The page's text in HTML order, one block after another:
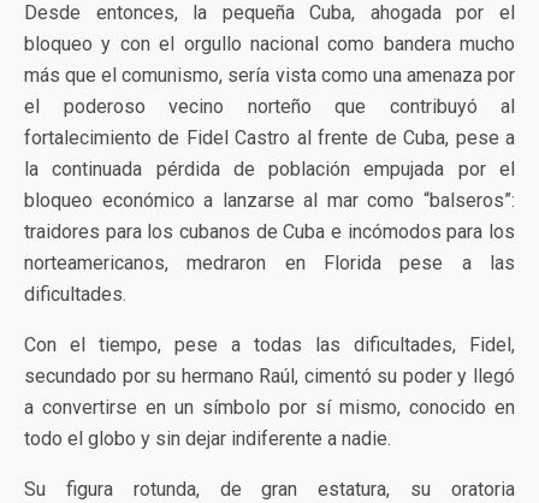
Desde entonces, la pequeña Cuba, ahogada por el
bloqueo y con el orgullo nacional como bandera mucho
más que el comunismo, sería vista como una amenaza por
el poderoso vecino norteño que contribuyó al
fortalecimiento de Fidel Castro al frente de Cuba, pese a
la continuada pérdida de población empujada por el
bloqueo económico a lanzarse al mar como “balseros”:
traidores para los cubanos de Cuba e incómodos para los
norteamericanos, medraron en Florida pese a las
dificultades.
Con el tiempo, pese a todas las dificultades, Fidel,
secundado por su hermano Raúl, cimentó su poder y llegó
a convertirse en un símbolo por sí mismo, conocido en
todo el globo y sin dejar indiferente a nadie.
Su figura rotunda, de gran estatura, su oratoria